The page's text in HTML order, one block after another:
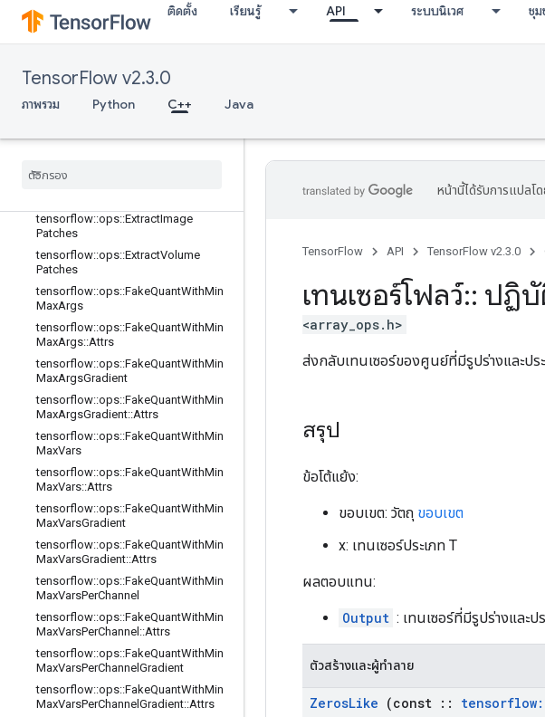
ติดตั้ง เรียนรู้ API ระบบนิเวศ ชุม
TensorFlow v2.3.0
ภาพรวม Python C++ Java
tensorflow::ops::Dequantize::Attrs
tensorflow::ops::Diag
tensorflow::ops::EditDistance
tensorflow::ops::EditDistance::Attrs
tensorflow
tensorflow::ops::ExtractImage
Patches
tensorflow::ops::ExtractVolume
Patches
tensorflow::ops::FakeQuantWithMin
MaxArgs
tensorflow::ops::FakeQuantWithMin
MaxArgs::Attrs
tensorflow::ops::FakeQuantWithMin
MaxArgsGradient
tensorflow::ops::FakeQuantWithMin
MaxArgsGradient::Attrs
tensorflow::ops::FakeQuantWithMin
MaxVars
tensorflow::ops::FakeQuantWithMin
MaxVars::Attrs
tensorflow::ops::FakeQuantWithMin
MaxVarsGradient
tensorflow::ops::FakeQuantWithMin
MaxVarsGradient::Attrs
tensorflow::ops::FakeQuantWithMin
MaxVarsPerChannel
tensorflow::ops::FakeQuantWithMin
MaxVarsPerChannel ::Attrs
tensorflow::ops::FakeQuantWithMin
MaxVarsPerChannel Gradient
tensorflow::ops::FakeQuantWithMin
MaxVarsPerChannel Gradient::Attrs
หน้านี้ได้รับการแปลโ
TensorFlow API TensorFlow v2.3.0
เทนเซอร์โฟลว์:: ปฏิบั
<array_ops.h>
ส่งกลับเทนเซอร์ของศูนย์ที่มีรูปร่างและปร
สรุป
ข้อโต้แย้ง:
ขอบเขต: วัตถุ ขอบเขต
x: เทนเซอร์ประเภท T
ผลตอบแทน:
Output : เทนเซอร์ที่มีรูปร่างและ
ตัวสร้างและผู้ทำลาย
ZerosLike (const :: tensorflow